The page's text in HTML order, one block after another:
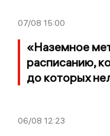
07/08 15:00
«Наземное
расписанию,
до которых
06/08 12:23